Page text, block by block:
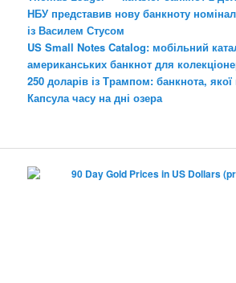
НБУ представив нову банкноту
із Василем Стусом
US Small Notes Catalog: мобільний
американських банкнот для
250 доларів із Трампом: банкнота,
Капсула часу на дні озера